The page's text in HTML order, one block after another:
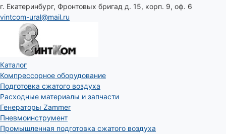
г. Екатеринбург, Фронтовых бригад д. 15, корп. 9, оф. 6
vintcom-ural@mail.ru
Каталог
Компрессорное оборудование
Подготовка сжатого воздуха
Расходные материалы и запчасти
Генераторы Zammer
Пневмоинструмент
Промышленная подготовка сжатого воздуха